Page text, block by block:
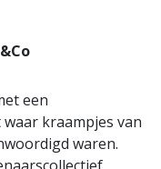
een
kraampjes van
waren.